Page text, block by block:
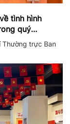
tình hình
quý
Thường trực Ban